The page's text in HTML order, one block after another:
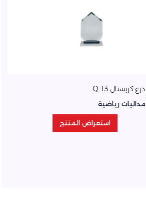
درع كريستال Q-13
مداليات رياضية
استعراض المنتج
استعراض المنتج